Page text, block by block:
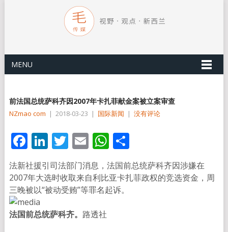
MENU
前法国总统萨科齐因2007年卡扎菲献金案被立案审查
NZmao com | 2018-03-23 | 国际新闻 | 没有评论
Facebook
LinkedIn
Twitter
EmailWhatsApp
分
享
法新社援引司法部门消息，法国前总统萨科齐因涉嫌在
2007年大选时收取来自利比亚卡扎菲政权的竞选资金，周
三晚被以“被动受贿”等罪名起诉。
法国前总统萨科齐。 路透社